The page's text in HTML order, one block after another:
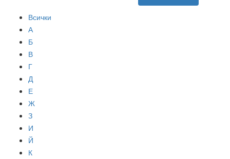
Всички
А
Б
В
Г
Д
Е
Ж
З
И
Й
К